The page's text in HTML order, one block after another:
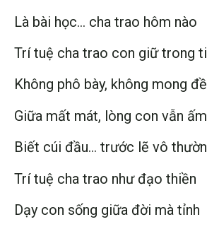
Là bài học… cha trao hôm nào
Trí tuệ cha trao con giữ trong
Không phô bày, không mong
Giữa mất mát, lòng con vẫn ấm
Biết cúi đầu… trước lẽ vô
Trí tuệ cha trao như đạo thiền
Dạy con sống giữa đời mà tỉnh